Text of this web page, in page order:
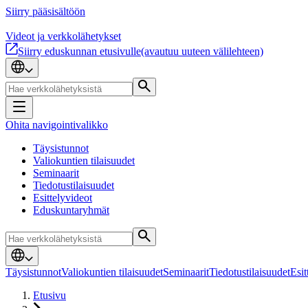
Siirry pääsisältöön
Videot ja verkkolähetykset
Siirry eduskunnan etusivulle(avautuu uuteen välilehteen)
Ohita navigointivalikko
Täysistunnot
Valiokuntien tilaisuudet
Seminaarit
Tiedotustilaisuudet
Esittelyvideot
Eduskuntaryhmät
TäysistunnotValiokuntien tilaisuudetSeminaaritTiedotustilaisuudet
Etusivu